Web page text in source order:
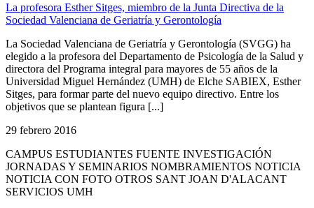
La profesora Esther Sitges, miembro de la Junta Directiva de la
Sociedad Valenciana de Geriatría y Gerontología
La Sociedad Valenciana de Geriatría y Gerontología (SVGG) ha
elegido a la profesora del Departamento de Psicología de la Salud y
directora del Programa integral para mayores de 55 años de la
Universidad Miguel Hernández (UMH) de Elche SABIEX, Esther
Sitges, para formar parte del nuevo equipo directivo. Entre los
objetivos que se plantean figura [...]
29 febrero 2016
CAMPUS ESTUDIANTES FUENTE INVESTIGACIÓN
JORNADAS Y SEMINARIOS NOMBRAMIENTOS NOTICIA
NOTICIA CON FOTO OTROS SANT JOAN D'ALACANT
SERVICIOS UMH